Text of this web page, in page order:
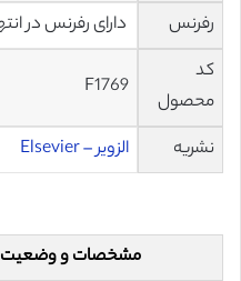
رفرنس
دارای رفرنس در
کد
محصول
F1769
نشریه الزویر – Elsevier
مشخصات و وضعیت